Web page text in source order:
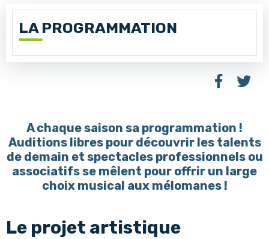
LA PROGRAMMATION
A chaque saison sa programmation !
Auditions libres pour découvrir les talents
de demain et spectacles professionnels ou
associatifs se mêlent pour offrir un large
choix musical aux mélomanes !
Le projet artistique